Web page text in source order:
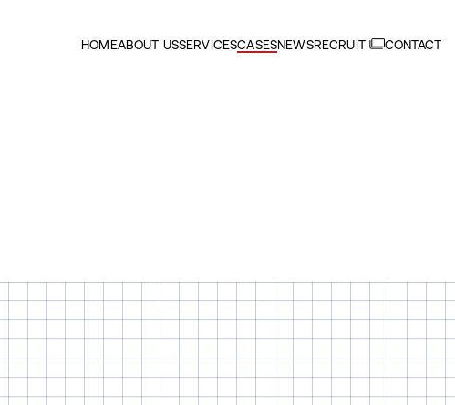
HOMEABOUT USSERVICESCASESNEWSRECRUIT CONTACT